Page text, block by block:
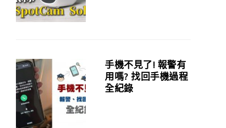
手機不見了! 報警有
用嗎? 找回手機過程
全紀錄